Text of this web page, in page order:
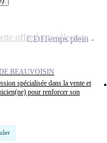
BEAUVOISIN
spécialisée dans la vente et
pour renforcer son
CDITemps plein
offre à ma sélection